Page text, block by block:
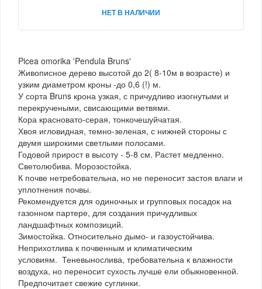
НЕТ В НАЛИЧИИ
Picea omorika 'Pendula Bruns'
Живописное дерево высотой до 2( 8-10м в возрасте) и
узким диаметром кроны -до 0,6 (!) м.
У сорта Bruns крона узкая, с причудливо изогнутыми и
перекручеными, свисающими ветвями.
Кора красновато-серая, тонкочешуйчатая.
Хвоя игловидная, темно-зеленая, с нижней стороны с
двумя широкими светлыми полосами.
Годовой прирост в высоту - 5-8 см. Растет медленно.
Светолюбива. Морозостойка.
К почве нетребовательна, но не переносит застоя влаги и
уплотнения почвы.
Рекомендуется для одиночных и групповых посадок на
газонном партере, для создания причудливых
ландшафтных композиций.
Зимостойка. Относительно дымо- и газоустойчива.
Неприхотлива к почвенным и климатическим
условиям. Теневынослива, требовательна к влажности
воздуха, но переносит сухость лучше ели обыкновенной.
Предпочитает свежие суглинки.